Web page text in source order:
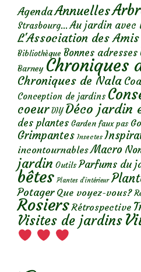
AgendaAnnuelles
Strasbourg... Au jardin avec
L'Association des
Bibliothèque Bonnes adresses
Barney Chroniques
Chroniques de Nala
Conception de jardins
coeur DIY Déco jardin
des plantes Garden faux pas
Grimpantes Insectes
incontournables Macro
jardin Outils Parfums du
bêtes Plantes d’intérieur
Potager Que voyez-vous?
Rosiers Rétrospective
Visites de jardins